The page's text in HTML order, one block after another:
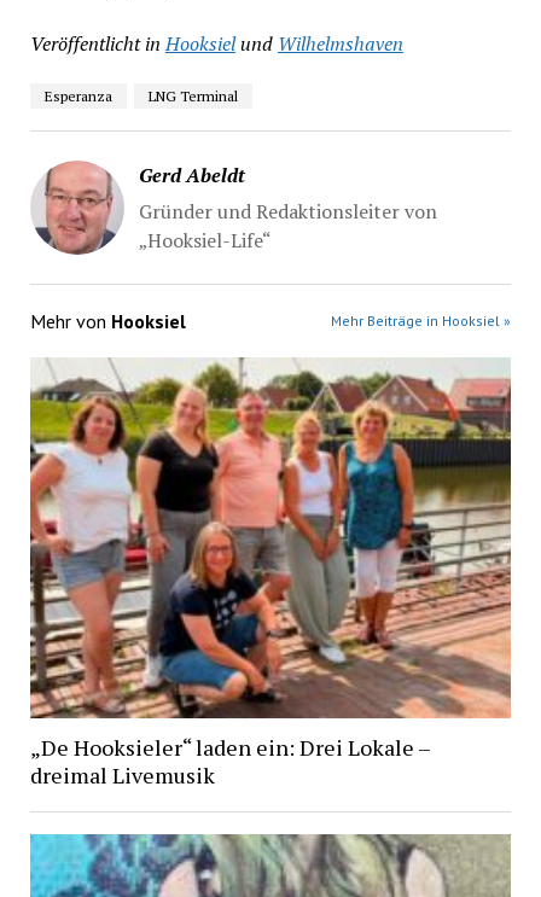
Veröffentlicht in Hooksielund Wilhelmshaven
Esperanza LNG Terminal
Gerd Abeldt
Gründer und Redaktionsleiter von
„Hooksiel-Life“
Mehr von Hooksiel Mehr Beiträge in Hooksiel »
„De Hooksieler“ laden ein: Drei Lokale –
dreimal Livemusik